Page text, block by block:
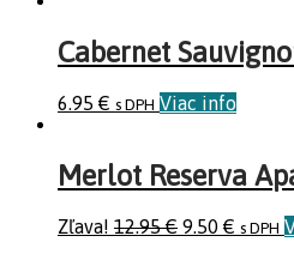
Cabernet
6.95 € s DPH Viac info
Merlot Reserva
Zľava! 12.95€ 9.50 € s DPH